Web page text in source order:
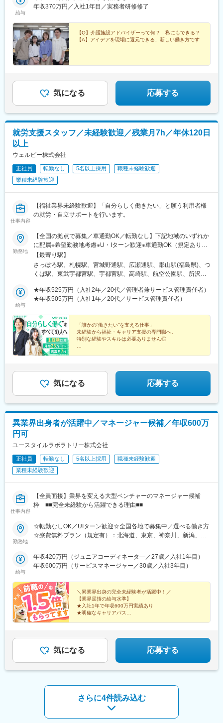
四国／広島※、岡山※＜8＞九州／福岡、熊本※、長崎※、大分※、鹿
長期的に築くことができます！（※印のエリアは経験者のみ採用中
です）☆勤務地住所は一例となります。━━【転居希望者向けの
働き方も】━━将来的に地元を離れたい方は、半年ほど地元勤務
後、東京神奈川など首都圏への転勤も可能！移住支援制度（費用
会社負担）もあり、早期キャリアアップも見込めます！
駅、北仙台駅、泉中央駅、作並駅、境町駅、高崎駅、東武宇都宮
駅、和光市駅、岩槻駅、志久駅、戸塚安行駅、久喜駅、浜野駅、
六実駅、常盤平駅、みどり台駅、柏駅、小机駅、古淵駅、高座渋
谷駅、横浜駅、辻堂駅、淵野辺駅、いずみ中央駅、越後赤塚駅、
新潟駅、見附駅、名鉄岐阜駅、松本駅、積志駅、東静岡駅、桜橋
駅(静岡県)、小垣江駅、北新川駅、神領駅、名鉄名古屋駅、小野駅
駅、神宮丸太町駅、古市駅(大阪府)、大日駅、門真南駅、瑞光四丁
目駅、星ケ丘駅(大阪府)、城北公園通駅、南巽駅、崇禅寺駅、尼崎
駅(阪神線)、山陽天満駅、加古川駅、新神戸駅、住吉駅(兵庫県・
東海道)、香櫨園駅、中山寺駅、大久保駅(兵庫県)、舞子公園駅、
六甲駅、富雄駅、横川駅、小網町駅、吉塚駅、茶山駅(福岡県)、九
大学研都市駅、福大前駅、竜田口駅、熊本駅、和歌山市駅、県庁
通り駅、代々木八幡駅、立場駅
給与
年収370万円／入社1年目／実務者研修修了
【Q】介護施設アドバイザーって何？ 私にもできる？
【A】アイデアを現場に還元できる、新しい働き方です
気になる 応募する
就労支援スタッフ／未経験歓迎／残業月7h／年休120日
以上
ウェルビー株式会社
正社員 転勤なし 5名以上採用
職種未経験歓迎
業種未経験歓迎
仕事内容
【福祉業界未経験歓迎】「自分らしく働きたい」と願う利用者様
の就労・自立サポートを行います。
勤務地
【全国の拠点で募集／車通勤OK／転勤なし】下記地域のいずれか
に配属※希望勤務地考慮※U・Iターン歓迎※車通勤OK（規定あり）
■北海道・東北北海道、宮城、福島■関東茨城、栃木、群馬、埼
玉、千葉、東京、神奈川 ■中部新潟、富山、石川、長野、岐阜、
静岡、愛知■近畿三重、滋賀、京都、大阪、兵庫、奈良、和歌山 ■
熊本、大分、宮崎、鹿児島、沖縄＼新規開所予定センター／■R三
宮／神戸市中央区御幸通6-1-20■津駅前／津市栄町3-142-1■ウェ
本八幡／市川市南八幡4-15-15■三田駅前／三田市駅前町1-38■泉
佐野／大阪府泉佐野市上町3-3-18■佐賀／佐賀市駅前中央1-7-1■つ
くば／つくば市吾妻1-10-1■相模大野／相模原市南区相模大野3-
19-13■新横浜西口／横浜市神奈川区鶴屋町2-2-17■宮崎橘通／宮
崎市橘通東4-1-2※いずれも開所予定となります。◎受動喫煙対策
【最寄り駅】
さっぽろ駅、札幌駅、宮城野通駅、広瀬通駅、郡山駅(福島県)、つ
くば駅、東武宇都宮駅、宇都宮駅、高崎駅、航空公園駅、所沢
加駅、春日部駅、西船橋駅、松戸駅、京成千葉駅、千葉駅、本八
幡駅(総武線)、秋葉原駅、三鷹駅、北千住駅、町田駅、錦糸町駅、
駅、新横浜駅、本厚木駅、藤沢駅、溝の口駅、上大岡駅、戸塚
駅、横須賀中央駅、川崎駅、京急川崎駅、平塚駅、向ケ丘遊園
駅、橋本駅(神奈川県)、相模大野駅、横浜駅、新潟駅、電気ビル前
駅、北鉄金沢駅、松本駅、長野駅、名鉄岐阜駅、静岡駅、新浜松
駅、浜北駅、沼津駅、名鉄名古屋駅、名古屋駅、今池駅(愛知県)、
駅、四条駅(京都市営)、烏丸駅、京都河原町駅、西院駅(阪急線)、
桃山御陵前駅、烏丸御池駅、大阪阿部野橋駅、大阪駅、新大阪
駅、淡路駅、文の里駅、枚方市駅、大阪城北詰駅、堺筋本町駅、
駅、稲荷町駅(広島県)、広島駅、福山駅、呉駅、銀山町駅、西条駅
駅(福岡県)、黒崎駅、西鉄久留米駅、戸畑駅、佐賀駅、八千代町
駅、高見橋駅、県庁前駅(沖縄県)、大通駅、榴ケ岡駅、あおば通
駅、南越谷駅、朝霞台駅、本川越駅、八木崎駅、京成西船駅、本
前駅、西松本駅、市役所前駅(長野県)、岐阜駅、新静岡駅、浜松
駅、近鉄名古屋駅、千種駅、東別院駅、近鉄四日市駅、大津駅、
天王寺駅前駅、福島駅(大阪環状線)、西中島南方駅、ＪＲ淡路駅、
昭和町駅(大阪府)、枚方公園駅、大阪ビジネスパーク駅、本町駅、
駅、横川駅、的場町駅、高松駅(香川県)、西鉄福岡駅、祇園駅(福
岡県)、平和通駅、黒崎駅前駅、長崎駅前駅、通町筋駅、新水前寺
条駅、仙台駅、仙台駅(地下鉄)、川越市駅、新千葉駅、栄町駅(千
葉県)、京成八幡駅、末広町駅(東京都)、府中競馬正門前駅、馬車
道駅、梶が谷駅、反町駅、電鉄富山駅・エスタ前駅、北松本駅、
日吉町駅、第一通り駅、太閤通駅、車道駅、四日市駅、びわ湖浜
大津駅、大宮駅(京都府)、清水五条駅、西大路三条駅、桃山駅、阿
阪府)、長堀橋駅、西川緑道公園駅、横川駅(広島県)、猿猴橋町
駅、片原町駅(香川県)、市役所前駅(愛媛県)、中洲川端駅、天神南
駅、西黒崎駅、旦過駅、長崎駅(長崎県)、九品寺交差点駅、国府駅
給与
★年収525万円（入社2年／20代／管理者兼サービス管理責任者）
★年収505万円（入社1年／20代／サービス管理責任者）
「誰かの“働きたい”を支える仕事」
未経験から福祉・キャリア支援の専門職へ。
特別な経験やスキルは必要ありません◎
気になる 応募する
異業界出身者が活躍中／マネージャー候補／年収600万
円可
ユースタイルラボラトリー株式会社
正社員 転勤なし 5名以上採用
職種未経験歓迎
業種未経験歓迎
仕事内容
【全員面接】業界を変える大型ベンチャーのマネージャー候補
枠 ■■完全未経験から活躍できる理由■■
勤務地
☆転勤なしOK／UIターン歓迎☆全国各地で募集中／選べる働き方
☆寮費無料プラン（規定有）：北海道、東京、神奈川、新潟、三
ス】◇地元採用・転勤なし可■東北／北海道、青森、岩手、宮城、
山形、福島■関東甲信越／茨城、栃木、群馬、埼玉、千葉、東京、
神奈川、新潟、富山、山梨、長野■東海／岐阜、静岡、愛知、三重
山、広島、山口、徳島、香川、愛媛、高知■九州／福岡、佐賀、長
崎、熊本、大分、宮崎、鹿児島、沖縄☆江戸川・川崎・湘南・川
越・香川・徳島・青森・多摩川にて新規オープン★別事業へのキ
ャリアチェンジによる昇格可能☆ページ下部「勤務地の一例」も
ご参照ください【2／全国マネージャーコース】◆全国募集／引越
在地はHP参照⇒養成期間後の勤務地は現在お住まいの地域又はジ
ェネラルマネージャーと相談の上決定◆引越し手当支給・家賃無
料の借り上げ社宅提供☆早期キャリアアップしたい方に最適なポ
ジション
給与
年収420万円（ジュニアコーディネータ―／27歳／入社1年目）
年収600万円（サービスマネージャー／30歳／入社3年目）
＼異業界出身の完全未経験者が活躍中！／
【業界屈指の給与水準】
★入社1年で年収600万円実績あり
★明確なキャリアパス
気になる 応募する
さらに4件読み込む